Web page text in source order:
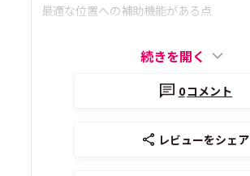
最適な位置への補助機能がある点
続きを開く
0コメント
レビューをシェア